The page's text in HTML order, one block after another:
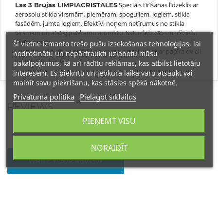
Las 3 Brujas LIMPIACRISTALESSpeciāls tīrīšanas līdzeklis ar
aerosolu stikla virsmām, piemēram, spoguļiem, logiem, stikla
fasādēm, jumta logiem. Efektīvi noņem netīrumus no stikla
virsmām un atstāj patīkamu aromātu. Satur līdz 5% smaržvielu.
Lietojums:
Izsmidziniet tieši uz netīrās virsmas un noslaukiet ar papīra dvieli
vai mīkstu drānu.
REVIEWS
WRITE YOUR REVIEW
Šī vietne izmanto trešo pušu izsekošanas tehnoloģijas, lai
nodrošinātu un nepārtraukti uzlabotu mūsu
pakalpojumus, kā arī rādītu reklāmas, kas atbilst lietotāju
interesēm. Es piekrītu un jebkurā laikā varu atsaukt vai
mainīt savu piekrišanu, kas stāsies spēkā nākotnē.
Privātuma politika Pielāgot sīkfailus
NORAIDĪT
PIEŅEMT VISU